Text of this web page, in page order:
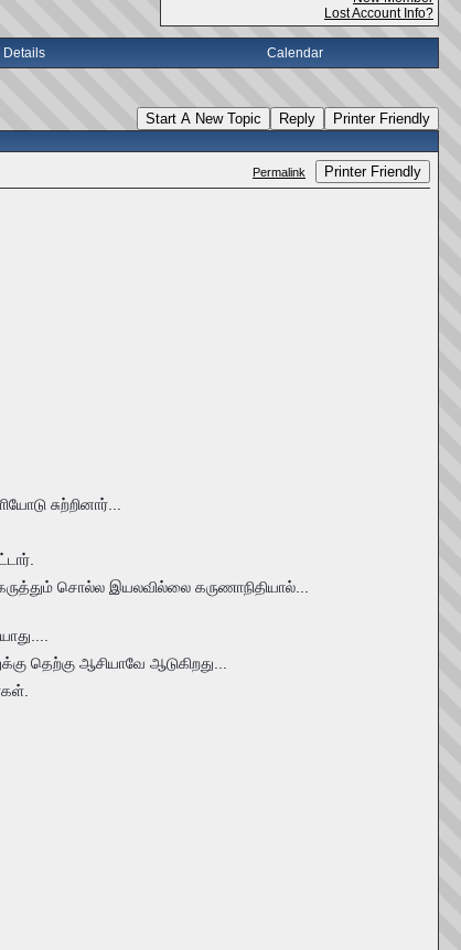
Lost Account Info?
Details Calendar
Start A New Topic Reply Printer Friendly
Permalink Printer Friendly
சுற்றினார்...
சொல்ல இயலவில்லை கருணாநிதியால்...
தெற்கு ஆசியாவே ஆடுகிறது...